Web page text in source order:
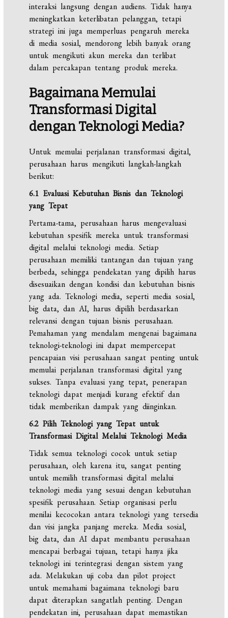
interaksi langsung dengan audiens. Tidak hanya
meningkatkan keterlibatan pelanggan, tetapi
strategi ini juga memperluas pengaruh mereka
di media sosial, mendorong lebih banyak orang
untuk mengikuti akun mereka dan terlibat
dalam percakapan tentang produk mereka.
Bagaimana Memulai
Transformasi Digital
dengan Teknologi Media?
Untuk memulai perjalanan transformasi digital,
perusahaan harus mengikuti langkah-langkah
berikut:
6.1 Evaluasi Kebutuhan Bisnis dan Teknologi
yang Tepat
Pertama-tama, perusahaan harus mengevaluasi
kebutuhan spesifik mereka untuk transformasi
digital melalui teknologi media. Setiap
perusahaan memiliki tantangan dan tujuan yang
berbeda, sehingga pendekatan yang dipilih harus
disesuaikan dengan kondisi dan kebutuhan bisnis
yang ada. Teknologi media, seperti media sosial,
big data, dan AI, harus dipilih berdasarkan
relevansi dengan tujuan bisnis perusahaan.
Pemahaman yang mendalam mengenai bagaimana
teknologi-teknologi ini dapat mempercepat
pencapaian visi perusahaan sangat penting untuk
memulai perjalanan transformasi digital yang
sukses. Tanpa evaluasi yang tepat, penerapan
teknologi dapat menjadi kurang efektif dan
tidak memberikan dampak yang diinginkan.
6.2 Pilih Teknologi yang Tepat untuk
Transformasi Digital Melalui Teknologi Media
Tidak semua teknologi cocok untuk setiap
perusahaan, oleh karena itu, sangat penting
untuk memilih transformasi digital melalui
teknologi media yang sesuai dengan kebutuhan
spesifik perusahaan. Setiap organisasi perlu
menilai kecocokan antara teknologi yang tersedia
dan visi jangka panjang mereka. Media sosial,
big data, dan AI dapat membantu perusahaan
mencapai berbagai tujuan, tetapi hanya jika
teknologi ini terintegrasi dengan sistem yang
ada. Melakukan uji coba dan pilot project
untuk memahami bagaimana teknologi baru
dapat diterapkan sangatlah penting. Dengan
pendekatan ini, perusahaan dapat memastikan